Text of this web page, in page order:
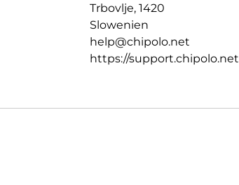
Trbovlje, 1420
Slowenien
help@chipolo.net
https://support.chipolo.net